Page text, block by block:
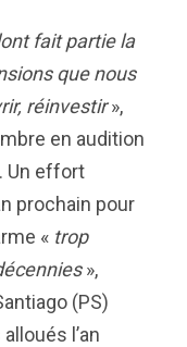
fait partie la
que nous
réinvestir»,
en audition
Un effort
prochain pour
« trop
»,
(PS)
l’an